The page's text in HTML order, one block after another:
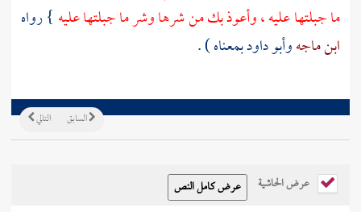
ما جبلتها عليه ، وأعوذ بك من شرها وشر ما جبلتها عليه } رواه
ابن ماجهوأبو داودبمعناه ) .
التالي السابق
عرض الحاشية